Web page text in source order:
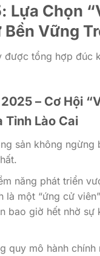
Lựa Chọn
Bền Vững
tổng hợp đúc
– Cơ Hội
Tỉnh Lào Cai
sản không ngừng
năng phát triển
là một “ứng cử
bao giờ hết nhờ sự
quy mô hành